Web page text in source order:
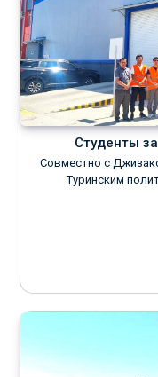
Студенты
Совместно с
Туринским